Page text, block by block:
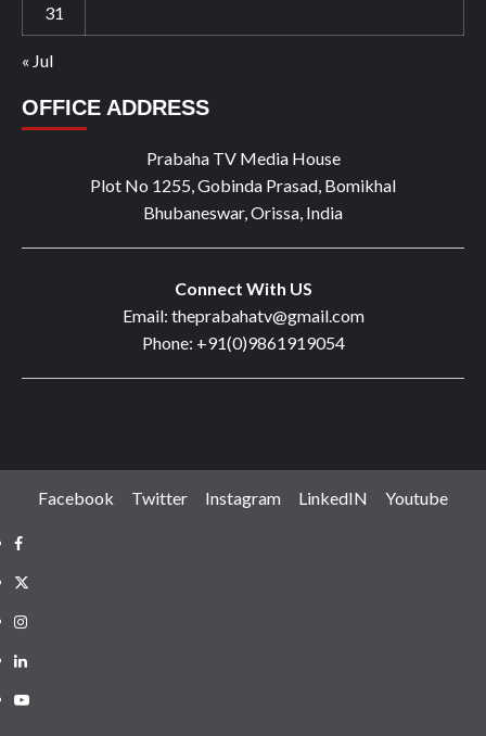
31
« Jul
OFFICE ADDRESS
Prabaha TV Media House
Plot No 1255, Gobinda Prasad, Bomikhal
Bhubaneswar, Orissa, India
Connect With US
Email: theprabahatv@gmail.com
Phone: +91(0)9861919054
Facebook Twitter Instagram LinkedIN Youtube
Facebook
Twitter
Instagram
LinkedIN
Youtube